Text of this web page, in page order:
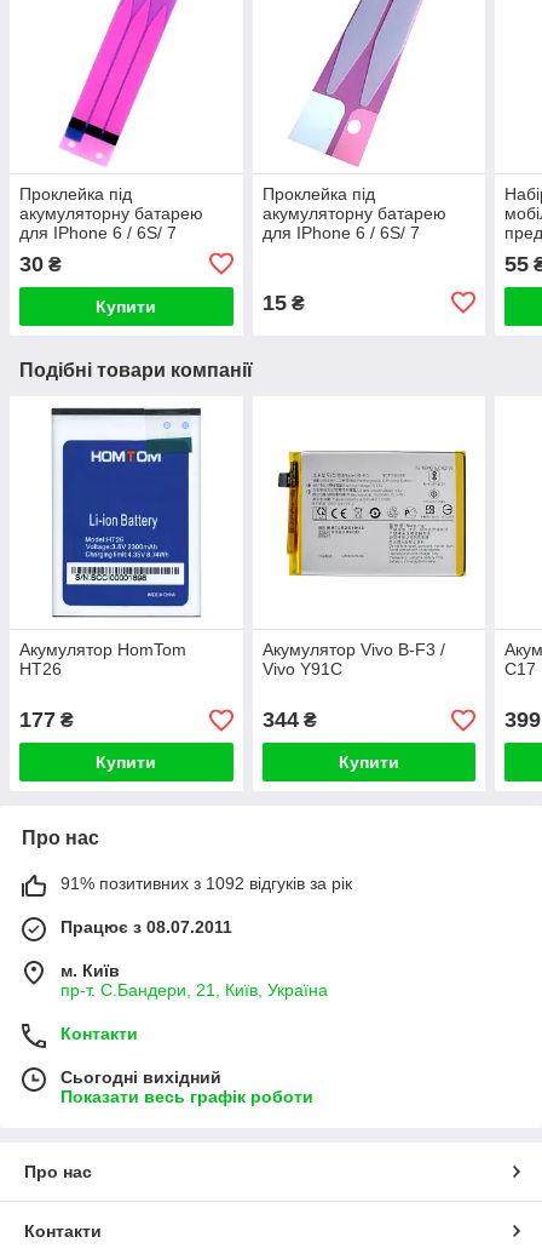
Проклейка під
акумуляторну батарею
для IPhone 6 / 6S/ 7
30 ₴
Купити
Проклейка під
акумуляторну батарею
для IPhone 6 / 6S/ 7
15₴
55
Подібні товари компанії
Акумулятор HomTom
HT26
177 ₴
Купити
Акумулятор Vivo B-F3 /
Vivo Y91C
344₴
Купити
C17
399
Про нас
91% позитивних з 1092 відгуків за рік
Працює з 08.07.2011
м. Київ
пр-т. С.Бандери, 21, Київ, Україна
Контакти
Сьогодні вихідний
Показати весь графік роботи
Про нас
Контакти